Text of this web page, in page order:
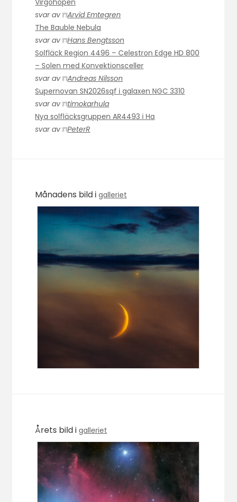
svar av
Arvid Emtegren
The Bauble Nebula
svar av
Hans Bengtsson
Solfläck Region 4496 – Celestron Edge HD 800
– Solen med Konvektionsceller
svar av
Andreas Nilsson
Supernovan SN2026sqf i galaxen NGC 3310
svar av
timokarhula
Nya solfläcksgruppen AR4493 i Ha
svar av
PeterR
Månadens bild i galleriet
Årets bild i galleriet